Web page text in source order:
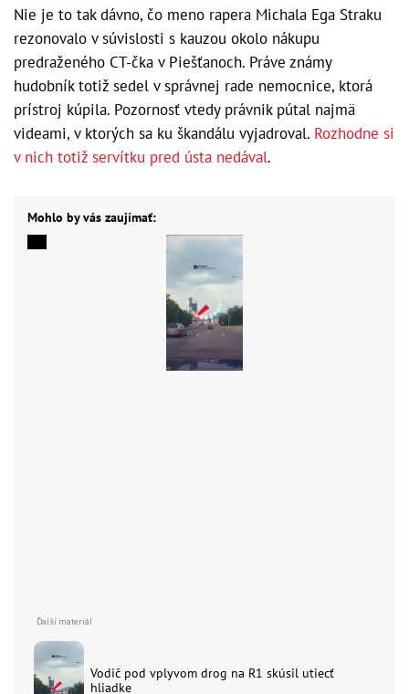
Nie je to tak dávno, čo meno rapera Michala Ega Straku
rezonovalo v súvislosti s kauzou okolo nákupu
predraženého CT-čka v Piešťanoch. Práve známy
hudobník totiž sedel v správnej rade nemocnice, ktorá
prístroj kúpila. Pozornosť vtedy právnik pútal najmä
videami, v ktorých sa ku škandálu vyjadroval. Rozhodne si
v nich totiž servítku pred ústa nedával.
Mohlo by vás zaujímať:
Vodič pod vplyvom drog na R1 skúsil utiecť
hliadke